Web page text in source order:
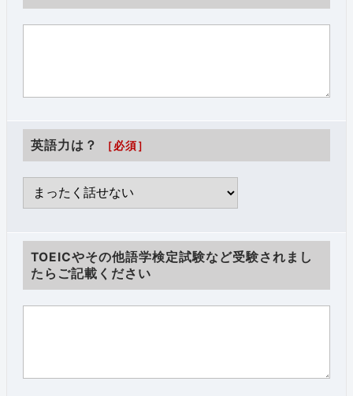
英語力は？ ［必須］
TOEICやその他語学検定試験など受験されまし
たらご記載ください